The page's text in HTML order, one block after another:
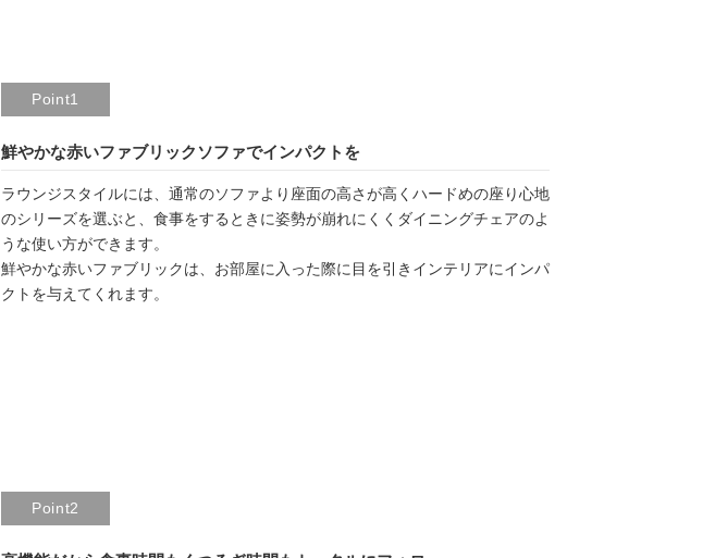
Point1
鮮やかな赤いファブリックソファでインパクトを
ラウンジスタイルには、通常のソファより座面の高さが高くハードめの座り心地
のシリーズを選ぶと、食事をするときに姿勢が崩れにくくダイニングチェアのよ
うな使い方ができます。
鮮やかな赤いファブリックは、お部屋に入った際に目を引きインテリアにインパ
クトを与えてくれます。
Point2